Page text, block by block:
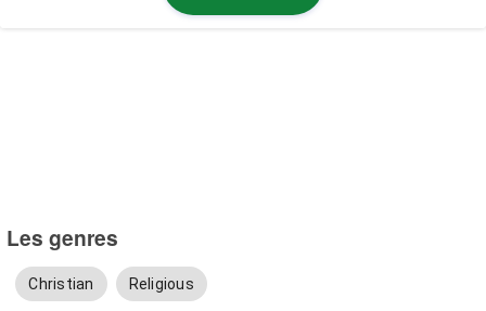
Les genres
Christian Religious